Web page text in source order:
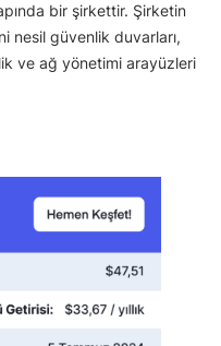
bir şirkettir. Şirketin
nesil güvenlik duvarları,
ve ağ yönetimi arayüzleri